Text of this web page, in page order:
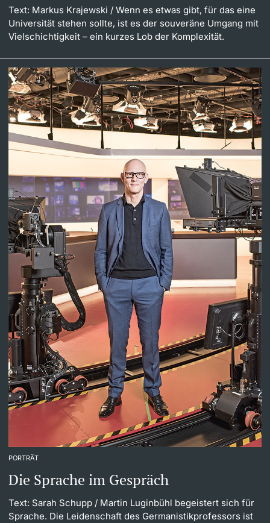
Text: Markus Krajewski / Wenn es etwas gibt, für das eine
Universität stehen sollte, ist es der souveräne Umgang mit
Vielschichtigkeit – ein kurzes Lob der Komplexität.
PORTRÄT
Die Sprache im Gespräch
Text: Sarah Schupp / Martin Luginbühl begeistert sich für
Sprache. Die Leidenschaft des Germanistikprofessors ist